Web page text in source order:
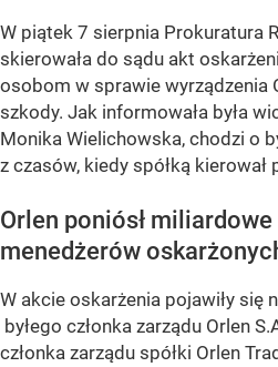
W piątek 7 sierpnia Prokuratura
skierowała do sądu akt
osobom w sprawie wyrządzenia
szkody. Jak informowała była
Monika Wielichowska, chodzi o
z czasów, kiedy spółką kierował
Orlen poniósł
menedżerów
W akcie oskarżenia pojawiły się
byłego członka zarządu Orlen
członka zarządu spółki Orlen